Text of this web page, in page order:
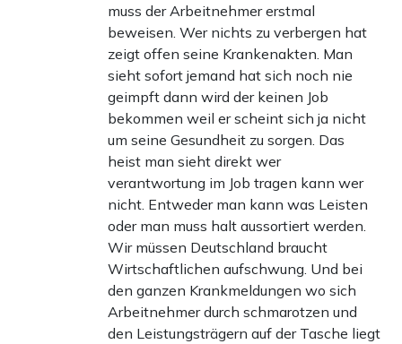
muss der Arbeitnehmer erstmal
beweisen. Wer nichts zu verbergen hat
zeigt offen seine Krankenakten. Man
sieht sofort jemand hat sich noch nie
geimpft dann wird der keinen Job
bekommen weil er scheint sich ja nicht
um seine Gesundheit zu sorgen. Das
heist man sieht direkt wer
verantwortung im Job tragen kann wer
nicht. Entweder man kann was Leisten
oder man muss halt aussortiert werden.
Wir müssen Deutschland braucht
Wirtschaftlichen aufschwung. Und bei
den ganzen Krankmeldungen wo sich
Arbeitnehmer durch schmarotzen und
den Leistungsträgern auf der Tasche liegt